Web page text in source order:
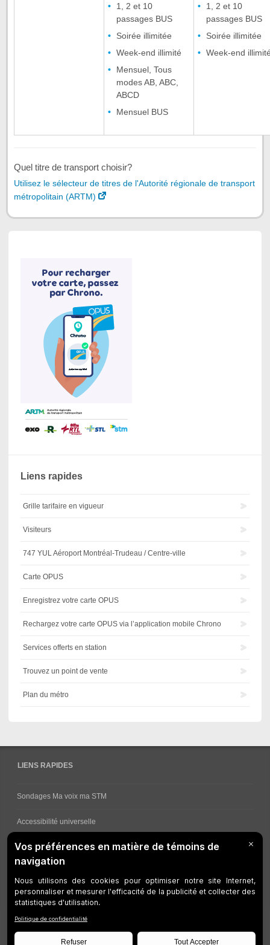
1, 2 et 10
passages BUS
Soirée illimitée
Week-end illimité
Mensuel, Tous
modes AB, ABC,
ABCD
Mensuel BUS
1, 2 et 10
passages BUS
Soirée illimitée
Week-end
Quel titre de transport choisir?
Utilisez le sélecteur de titres de l'Autorité régionale de transport
métropolitain (ARTM)
Liens rapides
Grille tarifaire en vigueur
Visiteurs
747 YUL Aéroport Montréal-Trudeau / Centre-ville
Carte OPUS
Enregistrez votre carte OPUS
Rechargez votre carte OPUS via l’application mobile Chrono
Services offerts en station
Trouvez un point de vente
Plan du métro
LIENS RAPIDES
Sondages Ma voix ma STM
Accessibilité universelle
Comment obtenir vos horaires de bus
Travaux en cours
Gestion des témoins
Accessibilité Web